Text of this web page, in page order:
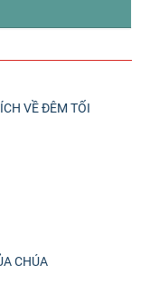
VỀ ĐÊM TỐI
CHÚA